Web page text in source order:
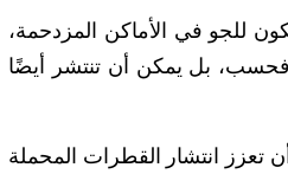
للجو في الأماكن المزدحمة،
فحسب، بل يمكن أن تنتشر أيضًا
أن تعزز انتشار القطرات المحملة